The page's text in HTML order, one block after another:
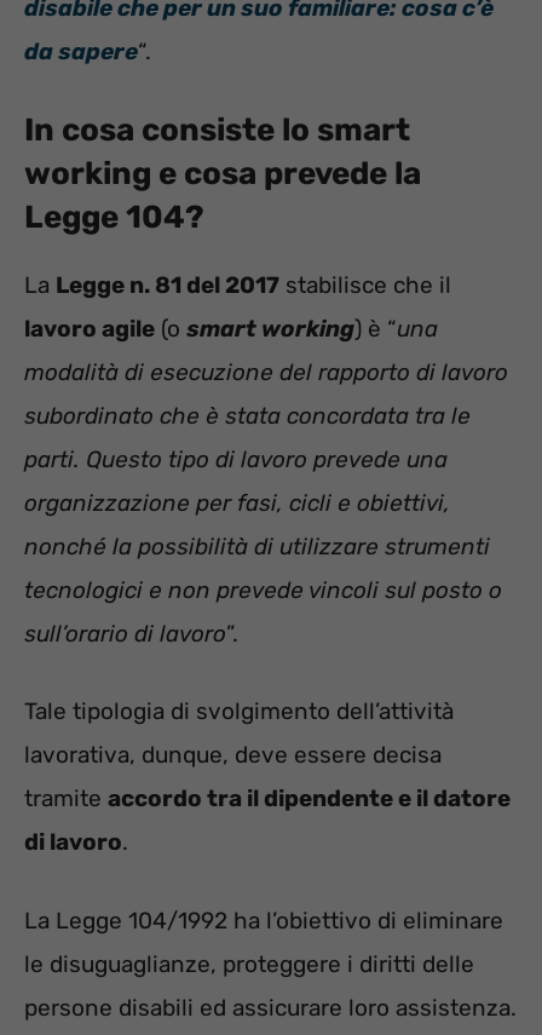
disabile che per un suo familiare: cosa c’è
da sapere“.
In cosa consiste lo smart
working e cosa prevede la
Legge 104?
La Legge n. 81 del 2017 stabilisce che il
lavoro agile (o smart working) è “una
modalità di esecuzione del rapporto di lavoro
subordinato che è stata concordata tra le
parti. Questo tipo di lavoro prevede una
organizzazione per fasi, cicli e obiettivi,
nonché la possibilità di utilizzare strumenti
tecnologici e non prevede vincoli sul posto o
sull’orario di lavoro”.
Tale tipologia di svolgimento dell’attività
lavorativa, dunque, deve essere decisa
tramite accordo tra il dipendente e il datore
di lavoro.
La Legge 104/1992 ha l’obiettivo di eliminare
le disuguaglianze, proteggere i diritti delle
persone disabili ed assicurare loro assistenza.